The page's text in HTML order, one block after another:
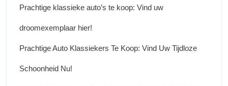
Prachtige klassieke auto’s te koop: Vind uw
droomexemplaar hier!
Prachtige Auto Klassiekers Te Koop: Vind Uw Tijdloze
Schoonheid Nu!